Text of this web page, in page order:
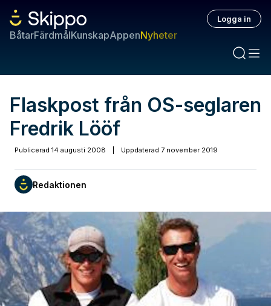
BåtarFärdmålKunskapAppenNyheter
Logga in
Flaskpost från OS-seglaren
Fredrik Lööf
Publicerad 14 augusti 2008 Uppdaterad 7 november 2019
Redaktionen